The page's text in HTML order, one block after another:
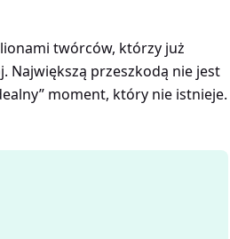
twórców, którzy już
Największą przeszkodą nie jest
moment, który nie istnieje.